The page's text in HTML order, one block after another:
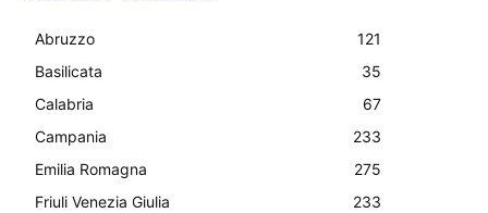
Abruzzo
121
Basilicata
35
Calabria
67
Campania
233
Emilia Romagna
275
Friuli Venezia Giulia
233